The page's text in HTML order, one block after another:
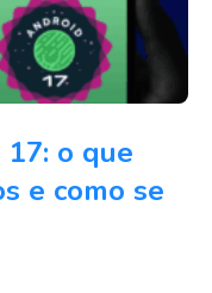
o que
e como se